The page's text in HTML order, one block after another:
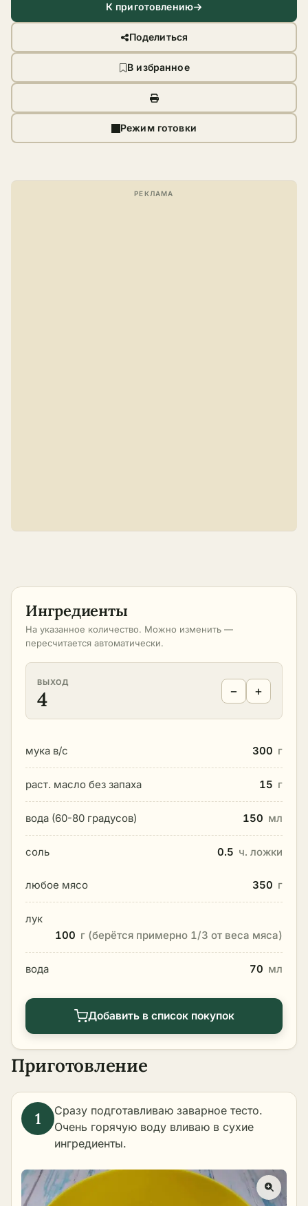
К приготовлению
Поделиться
В избранное
Режим готовки
Ингредиенты
На указанное количество. Можно изменить —
пересчитается автоматически.
ВЫХОД
4 − +
мука в/с 300 г
раст. масло без запаха 15 г
вода (60-80 градусов) 150 мл
соль 0.5 ч. ложки
любое мясо 350 г
лук
100 г (берётся примерно 1/3 от веса мяса)
вода 70 мл
Добавить в список покупок
Приготовление
Сразу подготавливаю заварное тесто.
Очень горячую воду вливаю в сухие
ингредиенты.